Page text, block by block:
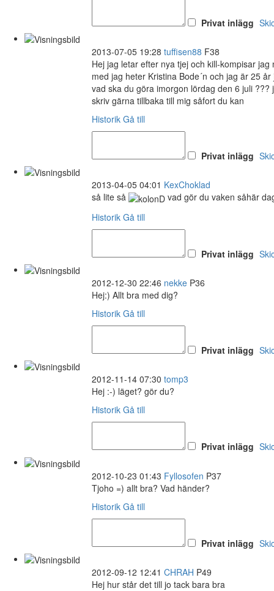
Privat inlägg
2013-07-05 19:28 tuffisen88 F38
Hej jag letar efter nya tjej och kill-kompisar
med jag heter Kristina Bode´n och jag är 25
vad ska du göra imorgon lördag den 6 juli
skriv gärna tillbaka till mig såfort du kan
Historik Gå till
Privat inlägg
2013-04-05 04:01 KexChoklad
så lite så
vad gör du vaken såhär
Historik Gå till
Privat inlägg
2012-12-30 22:46 nekke P36
Hej:) Allt bra med dig?
Historik Gå till
Privat inlägg
2012-11-14 07:30 tomp3
Hej :-) läget? gör du?
Historik Gå till
Privat inlägg
2012-10-23 01:43 Fyllosofen P37
Tjoho =) allt bra? Vad händer?
Historik Gå till
Privat inlägg
2012-09-12 12:41 CHRAH P49
Hej hur står det till jo tack bara bra